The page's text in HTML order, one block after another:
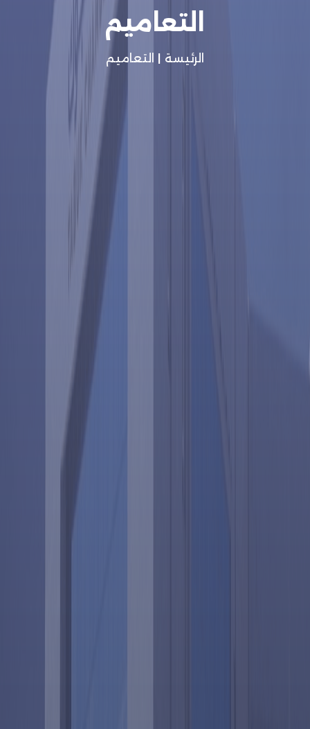
التعاميم
الرئيسة | التعاميم